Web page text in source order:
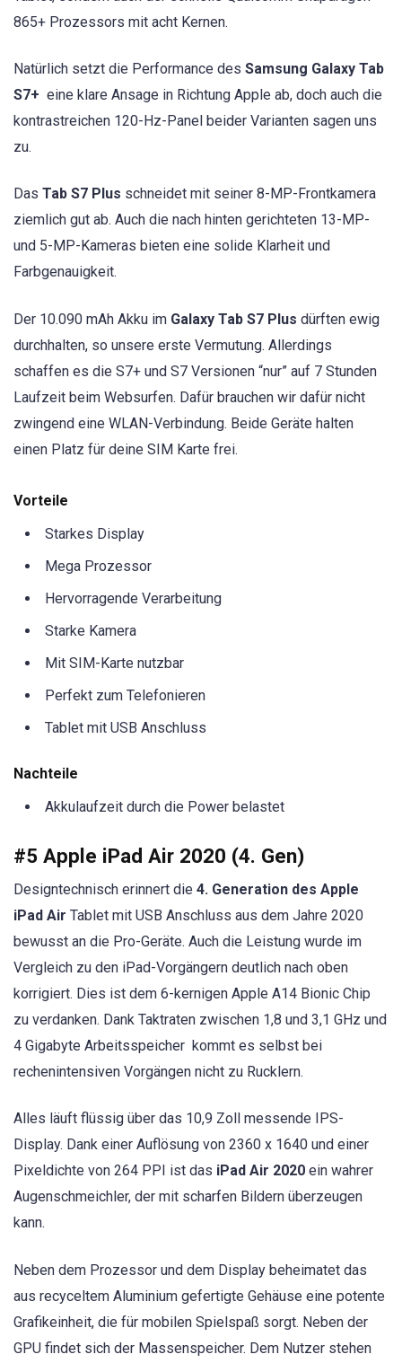
865+ Prozessors mit acht Kernen.
Natürlich setzt die Performance des Samsung Galaxy Tab
S7+ eine klare Ansage in Richtung Apple ab, doch auch die
kontrastreichen 120-Hz-Panel beider Varianten sagen uns
zu.
Das Tab S7 Plus schneidet mit seiner 8-MP-Frontkamera
ziemlich gut ab. Auch die nach hinten gerichteten 13-MP-
und 5-MP-Kameras bieten eine solide Klarheit und
Farbgenauigkeit.
Der 10.090 mAh Akku im Galaxy Tab S7 Plus dürften ewig
durchhalten, so unsere erste Vermutung. Allerdings
schaffen es die S7+ und S7 Versionen “nur” auf 7 Stunden
Laufzeit beim Websurfen. Dafür brauchen wir dafür nicht
zwingend eine WLAN-Verbindung. Beide Geräte halten
einen Platz für deine SIM Karte frei.
Vorteile
Starkes Display
Mega Prozessor
Hervorragende Verarbeitung
Starke Kamera
Mit SIM-Karte nutzbar
Perfekt zum Telefonieren
Tablet mit USB Anschluss
Nachteile
Akkulaufzeit durch die Power belastet
#5 Apple iPad Air 2020 (4. Gen)
Designtechnisch erinnert die 4. Generation des Apple
iPad Air Tablet mit USB Anschluss aus dem Jahre 2020
bewusst an die Pro-Geräte. Auch die Leistung wurde im
Vergleich zu den iPad-Vorgängern deutlich nach oben
korrigiert. Dies ist dem 6-kernigen Apple A14 Bionic Chip
zu verdanken. Dank Taktraten zwischen 1,8 und 3,1 GHz und
4 Gigabyte Arbeitsspeicher kommt es selbst bei
rechenintensiven Vorgängen nicht zu Rucklern.
Alles läuft flüssig über das 10,9 Zoll messende IPS-
Display. Dank einer Auflösung von 2360 x 1640 und einer
Pixeldichte von 264 PPI ist das iPad Air 2020 ein wahrer
Augenschmeichler, der mit scharfen Bildern überzeugen
kann.
Neben dem Prozessor und dem Display beheimatet das
aus recyceltem Aluminium gefertigte Gehäuse eine potente
Grafikeinheit, die für mobilen Spielspaß sorgt. Neben der
GPU findet sich der Massenspeicher. Dem Nutzer stehen